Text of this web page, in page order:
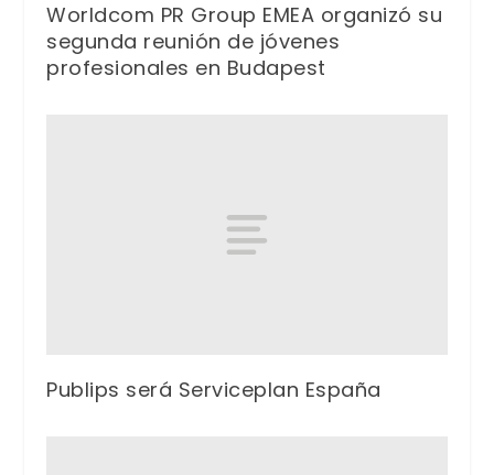
Worldcom PR Group EMEA organizó su
segunda reunión de jóvenes
profesionales en Budapest
Publips será Serviceplan España